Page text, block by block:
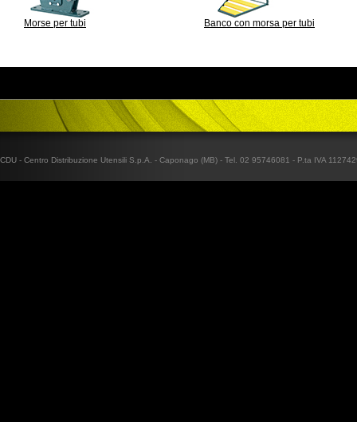
Morse per tubi Banco con morsa per tubi
CDU - Centro Distribuzione Utensili S.p.A. - Caponago (MB) - Tel. 02 95746081 - P.ta IVA